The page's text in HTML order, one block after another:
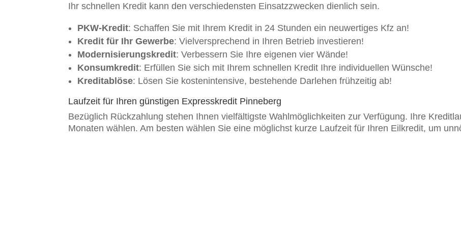
Ihr schnellen Kredit kann den verschiedensten Einsatzzwecken dienlich sein.
PKW-Kredit: Schaffen Sie mit Ihrem Kredit in 24 Stunden ein neuwertiges Kfz an!
Kredit für Ihr Gewerbe: Vielversprechend in Ihren Betrieb investieren!
Modernisierungskredit: Verbessern Sie Ihre eigenen vier Wände!
Konsumkredit: Erfüllen Sie sich mit Ihrem schnellen Kredit Ihre individuellen Wünsche!
Kreditablöse: Lösen Sie kostenintensive, bestehende Darlehen frühzeitig ab!
Laufzeit für Ihren günstigen Expresskredit Pinneberg
Bezüglich Rückzahlung stehen Ihnen vielfältigste Wahlmöglichkeiten zur Verfügung. Ihre
Monaten wählen. Am besten wählen Sie eine möglichst kurze Laufzeit für Ihren Eilkredit, um